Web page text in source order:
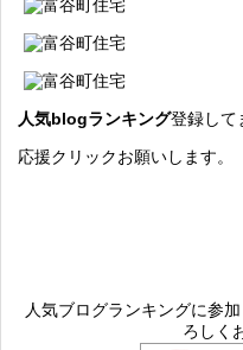
人気blogランキング登録して
応援クリックお願いします。
人気ブログランキングに参
ろしく